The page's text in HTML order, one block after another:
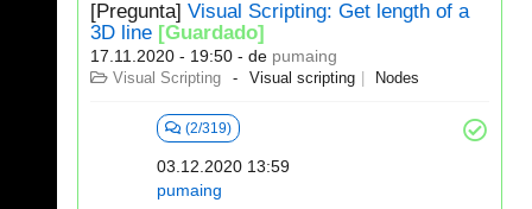
[Pregunta] Visual Scripting: Get length of a
3D line [Guardado]
17.11.2020 - 19:50 - de pumaing
Visual Scripting Visual scripting Nodes
(2/319)
03.12.2020 13:59
pumaing